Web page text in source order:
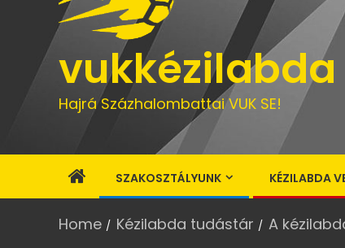
vukkézilabda
Hajrá Százhalombattai VUK SE!
SZAKOSZTÁLYUNK KÉZILABDA
Home Kézilabda tudástár A